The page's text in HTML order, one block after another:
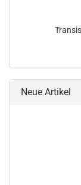
Neue Artikel